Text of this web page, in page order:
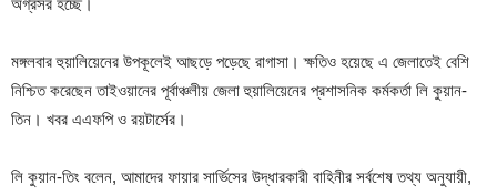
অগ্রসর হচ্ছে।
মঙ্গলবার হুয়ালিয়েনের উপকূলেই আছড়ে পড়েছে রাগাসা। ক্ষতিও হয়েছে এ জেলাতেই বেশি
নিশ্চিত করেছেন তাইওয়ানের পূর্বাঞ্চলীয় জেলা হুয়ালিয়েনের প্রশাসনিক কর্মকর্তা লি কুয়ান-
তিন। খবর এএফপি ও রয়টার্সের।
লি কুয়ান-তিং বলেন, আমাদের ফায়ার সার্ভিসের উদ্ধারকারী বাহিনীর সর্বশেষ তথ্য অনুযায়ী,